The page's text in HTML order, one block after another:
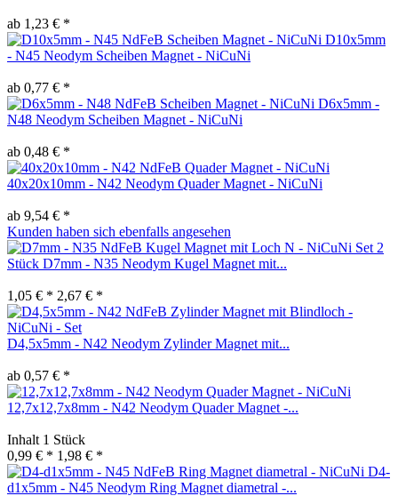
ab 1,23 € *
D10x5mm
- N45 Neodym Scheiben Magnet - NiCuNi
ab 0,77 € *
D6x5mm -
N48 Neodym Scheiben Magnet - NiCuNi
ab 0,48 € *
40x20x10mm - N42 Neodym Quader Magnet - NiCuNi
ab 9,54 € *
Kunden haben sich ebenfalls angesehen
Set 2
Stück D7mm - N35 Neodym Kugel Magnet mit...
1,05 € * 2,67 € *
D4,5x5mm - N42 Neodym Zylinder Magnet mit...
ab 0,57 € *
12,7x12,7x8mm - N42 Neodym Quader Magnet -...
Inhalt 1 Stück
0,99 € * 1,98 € *
D4-
d1x5mm - N45 Neodym Ring Magnet diametral -...